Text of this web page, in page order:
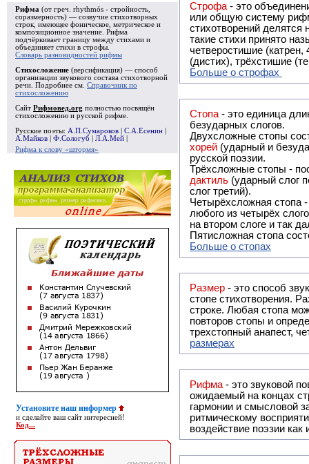
Рифма (от греч. rhythmós - стройность,
соразмерность) — созвучие стихотворных
строк, имеющее фоническое, метрическое и
композиционное значение. Рифма
подчёркивает границу между стихами и
объединяет стихи в строфы
Словарь разновидностей рифмы
Стихосложение (версификация) — способ
организации звукового состава стихотворной
речи. Подробнее см. Справочник по
стихосложению
Сайт Рифмовед.org полностью посвящён
стихосложению и русской рифме.
Русские поэты: А.П.Сумароков С.А.Есенин
А.Майков
Ф.Сологуб Л.А.Мей
Рифма к слову «штормя»
Установите наш информер
и сделайте ваш сайт интересней!
Код...
Строфа - это объединение двух
или общую систему рифм, и регулярно или периодически
стихотворений делятся на строфы и т.о. являются строфическими.
такие стихи принято называть астрофическими. Самая популярная строфа в русской поэзии -
четверостишие
(дистих), трёхстишие
Больше о строфах
Стопа - это единица
безударных слогов.
Двухсложные стопы
хорей (ударный и
русской поэзии.
Трёхсложные стопы -
дактиль (ударный слог
слог третий).
Четырёхсложная стопа
любого из четырёх
на втором слоге и так
Пятисложная стопа
Больше о стопах
Размер - это способ
стопе стихотворения.
строке. Любая стопа
повторов стопы и
трехстопный анапест,
размерах
Рифма - это звуковой повтор, традиционно используемый в поэзии и, как
ожидаемый на концах
гармонии и смысловой
ритмическому
воздействие поэзии